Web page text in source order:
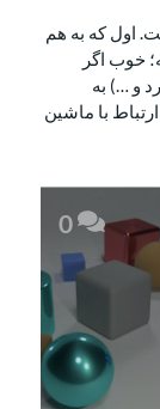
اول که به هم
خوب اگر
و …) به
با ماشین